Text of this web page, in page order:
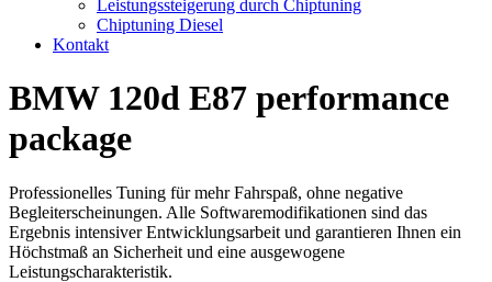
Leistungssteigerung durch Chiptuning
Chiptuning Diesel
Kontakt
BMW 120d E87 performance
package
Professionelles Tuning für mehr Fahrspaß, ohne negative
Begleiterscheinungen. Alle Softwaremodifikationen sind das
Ergebnis intensiver Entwicklungsarbeit und garantieren Ihnen ein
Höchstmaß an Sicherheit und eine ausgewogene
Leistungscharakteristik.